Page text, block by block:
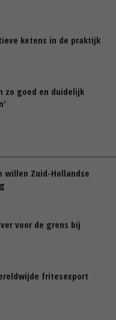
ketens in de praktijk
zo goed en duidelijk
willen Zuid-Hollandse
voor de grens bij
fritesexport